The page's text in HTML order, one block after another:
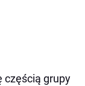
częścią grupy